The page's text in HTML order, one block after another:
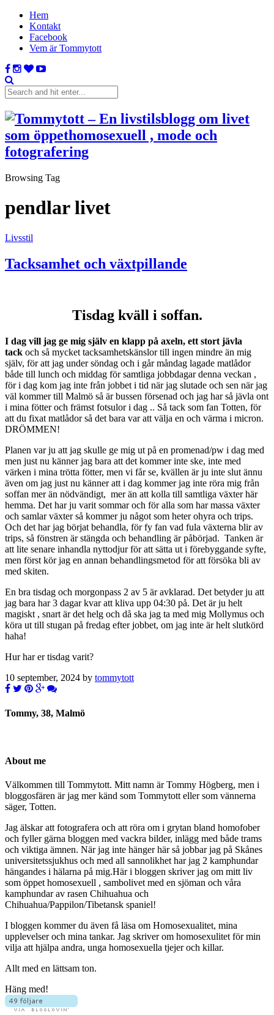
Hem
Kontakt
Facebook
Vem är Tommytott
Browsing Tag
pendlar livet
Livsstil
Tacksamhet och växtpillande
Tisdag kväll i soffan.
I dag vill jag ge mig själv en klapp på axeln, ett stort jävla
tack och så mycket tacksamhetskänslor till ingen mindre än mig
själv, för att jag under söndag och i går måndag lagade matlådor
både till lunch och middag för samtliga jobbdagar denna veckan ,
för i dag kom jag inte från jobbet i tid när jag slutade och sen när jag
väl kommer till Malmö så är bussen försenad och jag har så jävla ont
i mina fötter och främst fotsulor i dag .. Så tack som fan Totten, för
att du fixat matlådor så det bara var att välja en och värma i micron.
DRÖMMEN!
Planen var ju att jag skulle ge mig ut på en promenad/pw i dag med
men just nu känner jag bara att det kommer inte ske, inte med
värken i mina trötta fötter, men vi får se, kvällen är ju inte slut ännu
även om jag just nu känner att i dag kommer jag inte röra mig från
soffan mer än nödvändigt, mer än att kolla till samtliga växter här
hemma. Det har ju varit sommar och för alla som har massa växter
och samlar växter så kommer ju något som heter ohyra och trips.
Och det har jag börjat behandla, för fy fan vad fula växterna blir av
trips, så fönstren är stängda och behandling är påbörjad. Tanken är
att lite senare inhandla nyttodjur för att sätta ut i förebyggande syfte,
men först kör jag en annan behandlingsmetod för att försöka bli av
med skiten.
En bra tisdag och morgonpass 2 av 5 är avklarad. Det betyder ju att
jag bara har 3 dagar kvar att kliva upp 04:30 på. Det är ju helt
magiskt , snart är det helg och då ska jag ta med mig Mollymus och
köra ut till stugan på fredag efter jobbet, om jag inte är helt slutkörd
haha!
Hur har er tisdag varit?
10 september, 2024 by tommytott
Tommy, 38, Malmö
About me
Välkommen till Tommytott. Mitt namn är Tommy Högberg, men i
bloggosfären är jag mer känd som Tommytott eller som vännerna
säger, Totten.
Jag älskar att fotografera och att röra om i grytan bland homofober
och fyller gärna bloggen med vackra bilder, inlägg med både trams
och viktiga ämnen. När jag inte hänger här så jobbar jag på Skånes
universitetssjukhus och med all sannolikhet har jag 2 kamphundar
hängandes i hälarna på mig.Här i bloggen skriver jag om mitt liv
som öppet homosexuell , sambolivet med en sjöman och våra
kamphundar av rasen Chihuahua och
Chihuahua/Pappilon/Tibetansk spaniel!
I bloggen kommer du även få läsa om Homosexualitet, mina
upplevelser och mina tankar. Jag skriver om homosexulitet för min
vilja att hjälpa andra, unga homosexuella tjejer och killar.
Allt med en lättsam ton.
Häng med!